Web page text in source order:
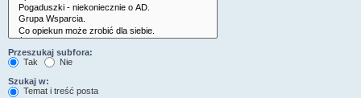
Przeszukaj subfora:
Tak
Nie
Szukaj w:
Temat i treść posta